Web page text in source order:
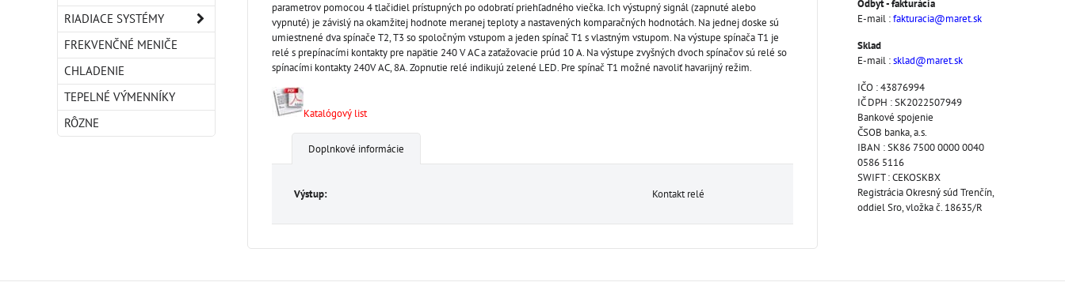
parametrov pomocou 4 tlačidiel prístupných po odobratí priehľadného viečka. Ich výstupný signál (zapnuté alebo
vypnuté) je závislý na okamžitej hodnote meranej teploty a nastavených komparačných hodnotách. Na jednej doske sú
umiestnené dva spínače T2, T3 so spoločným vstupom a jeden spínač T1 s vlastným vstupom. Na výstupe spínača T1 je
relé s prepínacími kontakty pre napätie 240 V AC a zaťažovacie prúd 10 A. Na výstupe zvyšných dvoch spínačov sú relé so
spínacími kontakty 240V AC, 8A. Zopnutie relé indikujú zelené LED. Pre spínač T1 možné navoliť havarijný režim.
Katalógový list
Doplnkové informácie
Výstup: Kontakt relé
RIADIACE SYSTÉMY
FREKVENČNÉ MENIČE
CHLADENIE
TEPELNÉ VÝMENNÍKY
RÔZNE
Odbyt - fakturácia
E-mail :fakturacia@maret.sk
Sklad
E-mail :sklad@maret.sk
IČO : 43876994
IČ DPH : SK2022507949
Bankové spojenie
ČSOB banka, a.s.
IBAN : SK86 7500 0000 0040
0586 5116
SWIFT : CEKOSKBX
Registrácia Okresný súd Trenčín,
oddiel Sro, vložka č. 18635/R